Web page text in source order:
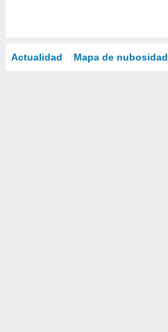
Actualidad Mapa de nubosidad